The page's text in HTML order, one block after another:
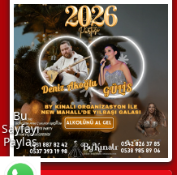
Bu
Sayfayı
Paylaş